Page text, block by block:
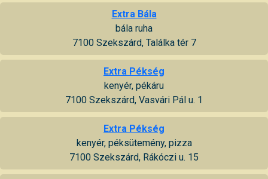
Extra Bála
bála ruha
7100 Szekszárd, Találka tér 7
Extra Pékség
kenyér, pékáru
7100 Szekszárd, Vasvári Pál u. 1
Extra Pékség
kenyér, péksütemény, pizza
7100 Szekszárd, Rákóczi u. 15